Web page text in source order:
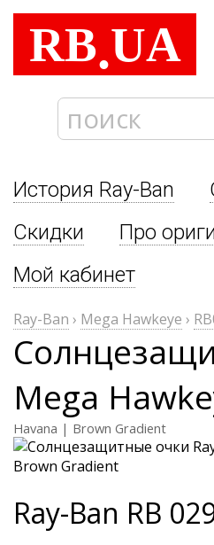
RB.UA
История Ray-Ban
Скидки
Про
Мой кабинет
Ray-Ban › Mega Hawkeye ›
Mega
Havana | Brown Gradient
Ray-Ban RB